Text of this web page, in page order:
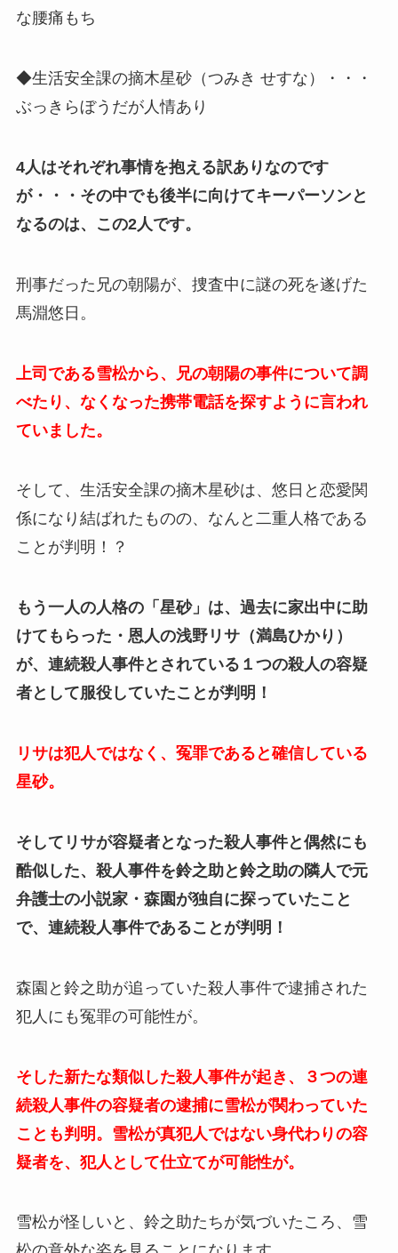
な腰痛もち
◆生活安全課の摘木星砂（つみき せすな）・・・
ぶっきらぼうだが人情あり
4人はそれぞれ事情を抱える訳ありなのです
が・・・その中でも後半に向けてキーパーソンと
なるのは、この2人です。
刑事だった兄の朝陽が、捜査中に謎の死を遂げた
馬淵悠日。
上司である雪松から、兄の朝陽の事件について調
べたり、なくなった携帯電話を探すように言われ
ていました。
そして、生活安全課の摘木星砂は、悠日と恋愛関
係になり結ばれたものの、なんと二重人格である
ことが判明！？
もう一人の人格の「星砂」は、過去に家出中に助
けてもらった・恩人の浅野リサ（満島ひかり）
が、連続殺人事件とされている１つの殺人の容疑
者として服役していたことが判明！
リサは犯人ではなく、冤罪であると確信している
星砂。
そしてリサが容疑者となった殺人事件と偶然にも
酷似した、殺人事件を鈴之助と鈴之助の隣人で元
弁護士の小説家・森園が独自に探っていたこと
で、連続殺人事件であることが判明！
森園と鈴之助が追っていた殺人事件で逮捕された
犯人にも冤罪の可能性が。
そした新たな類似した殺人事件が起き、３つの連
続殺人事件の容疑者の逮捕に雪松が関わっていた
ことも判明。雪松が真犯人ではない身代わりの容
疑者を、犯人として仕立てが可能性が。
雪松が怪しいと、鈴之助たちが気づいたころ、雪